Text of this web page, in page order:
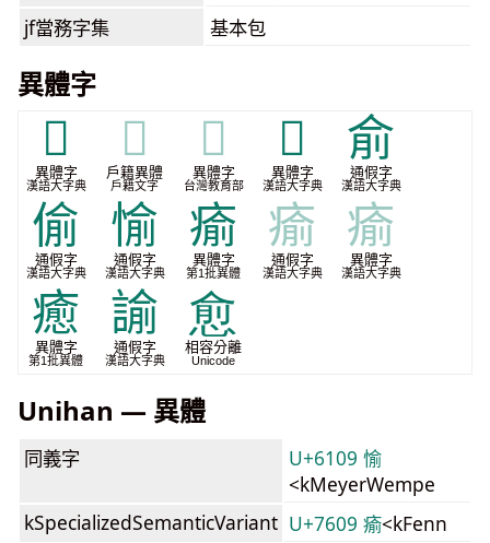
jf當務字集 基本包
異體字
𠃄
異體字
漢語大字典
𠃄
戶籍異體
戶籍文字
𠃄
異體字
台灣教育部
𡩗
異體字
漢語大字典
俞
通假字
漢語大字典
偷
通假字
漢語大字典
愉
通假字
漢語大字典
瘉
異體字
第1批異體
瘉
通假字
漢語大字典
瘉
異體字
漢語大字典
癒
異體字
第1批異體
諭
通假字
漢語大字典
愈
相容分離
Unicode
Unihan — 異體
同義字
U+6109 愉
<kMeyerWempe
kSpecializedSemanticVariant U+7609 瘉<kFenn